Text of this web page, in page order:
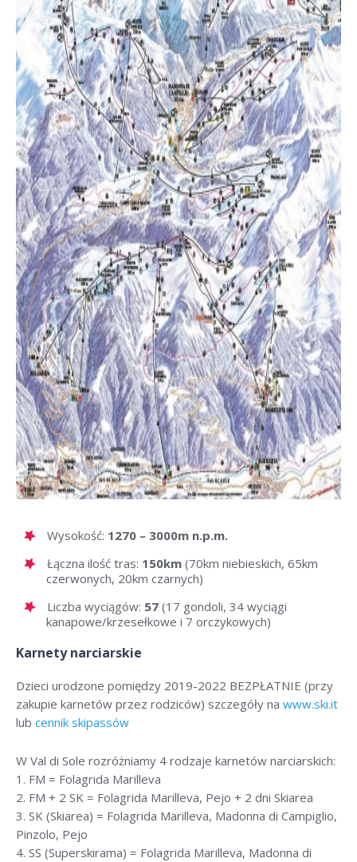
Wysokość: 1270 – 3000m n.p.m.
Łączna ilość tras: 150km (70km niebieskich, 65km
czerwonych, 20km czarnych)
Liczba wyciągów: 57 (17 gondoli, 34 wyciągi
kanapowe/krzesełkowe i 7 orczykowych)
Karnety narciarskie
Dzieci urodzone pomiędzy 2019-2022 BEZPŁATNIE (przy
zakupie karnetów przez rodziców) szczegóły na www.ski.it
lub cennik skipassów
W Val di Sole rozróżniamy 4 rodzaje karnetów narciarskich:
1. FM = Folagrida Marilleva
2. FM + 2 SK = Folagrida Marilleva, Pejo + 2 dni Skiarea
3. SK (Skiarea) = Folagrida Marilleva, Madonna di Campiglio,
Pinzolo, Pejo
4. SS (Superskirama) = Folagrida Marilleva, Madonna di